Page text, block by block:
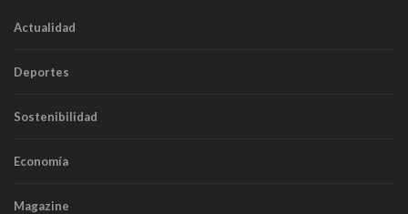
Actualidad
Deportes
Sostenibilidad
Economía
Magazine